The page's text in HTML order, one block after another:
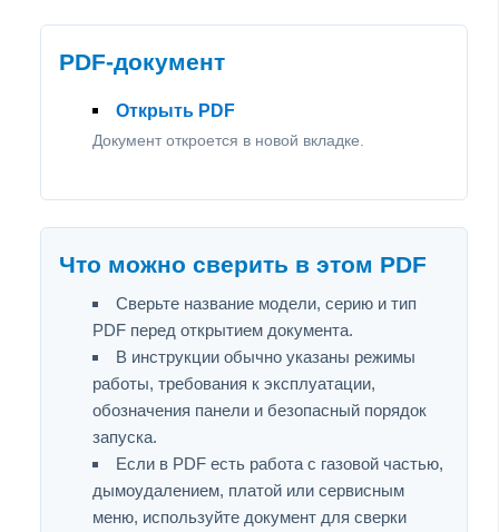
PDF-документ
Открыть PDF
Документ откроется в новой вкладке.
Что можно сверить в этом PDF
Сверьте название модели, серию и тип
PDF перед открытием документа.
В инструкции обычно указаны режимы
работы, требования к эксплуатации,
обозначения панели и безопасный порядок
запуска.
Если в PDF есть работа с газовой частью,
дымоудалением, платой или сервисным
меню, используйте документ для сверки